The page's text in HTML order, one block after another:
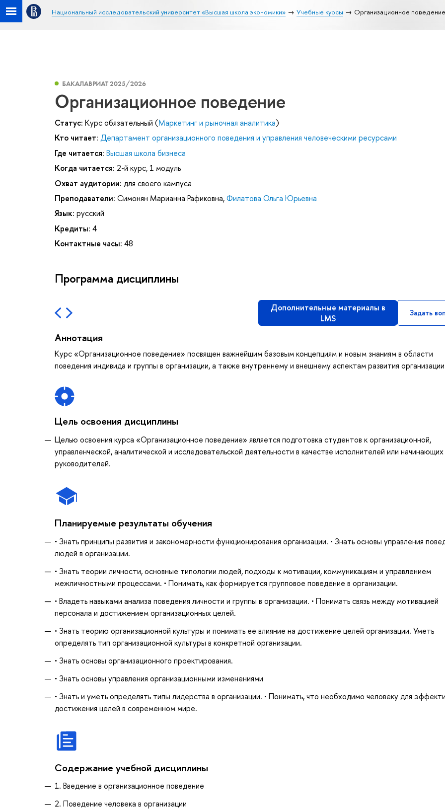
Национальный исследовательский университет «Высшая школа экономики» Учебные курсы Организационное поведение
БАКАЛАВРИАТ 2025/2026
Организационное поведение
Статус: Курс обязательный (Маркетинг и рыночная аналитика)
Кто читает: Департамент организационного поведения и управления человеческими ресурсами
Где читается: Высшая школа бизнеса
Когда читается: 2-й курс, 1 модуль
Охват аудитории: для своего кампуса
Преподаватели: Симонян Марианна Рафиковна,Филатова Ольга Юрьевна
Язык: русский
Кредиты: 4
Контактные часы: 48
Программа дисциплины
Дополнительные материалы в
LMS
Задать
Аннотация
Курс «Организационное поведение» посвящен важнейшим базовым концепциям и новым знаниям в области
поведения индивида и группы в организации, а также внутреннему и внешнему аспектам развития
Цель освоения дисциплины
Целью освоения курса «Организационное поведение» является подготовка студентов к организационной,
управленческой, аналитической и исследовательской деятельности в качестве исполнителей или начинающих
руководителей.
Планируемые результаты обучения
• Знать принципы развития и закономерности функционирования организации. • Знать основы управления
людей в организации.
• Знать теории личности, основные типологии людей, подходы к мотивации, коммуникациям и управлением
межличностными процессами. • Понимать, как формируется групповое поведение в организации.
• Владеть навыками анализа поведения личности и группы в организации. • Понимать связь между мотивацией
персонала и достижением организационных целей.
• Знать теорию организационной культуры и понимать ее влияние на достижение целей организации. Уметь
определять тип организационной культуры в конкретной организации.
• Знать основы организационного проектирования.
• Знать основы управления организационными изменениями
• Знать и уметь определять типы лидерства в организации. • Понимать, что необходимо человеку для
достижения целей в современном мире.
Содержание учебной дисциплины
1. Введение в организационное поведение
2. Поведение человека в организации